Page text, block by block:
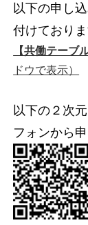
以下の申し
付けておりま
【共働テーブ
ドウで表示）
以下の２次
フォンから